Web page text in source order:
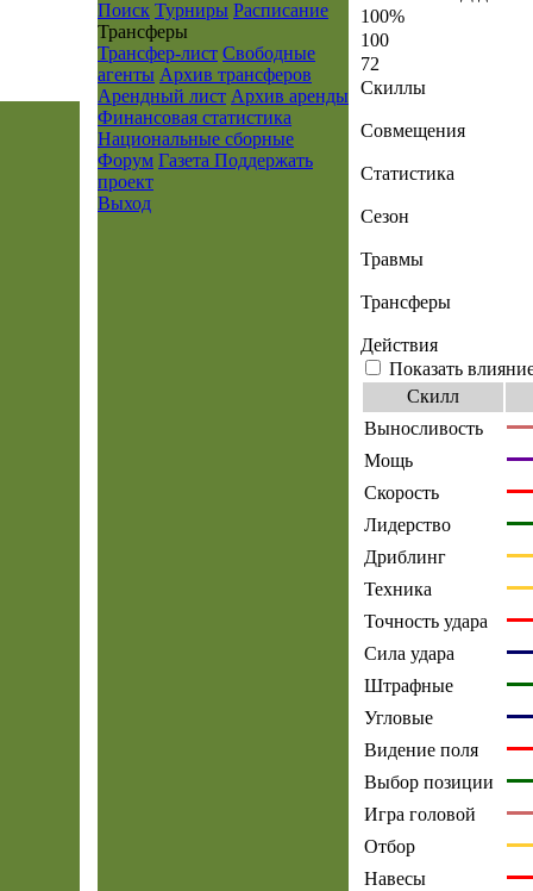
Поиск Турниры Расписание
Транcферы
Трансфер-лист Свободные
агенты Архив трансферов
Арендный лист Архив аренды
Финансовая статистика
Национальные сборные
Форум Газета Поддержать
проект
Выход
100%
100
72
Скиллы
Совмещения
Статистика
Сезон
Травмы
Трансферы
Действия
Показать
Скилл
Выносливость
Мощь
Скорость
Лидерство
Дриблинг
Техника
Точность удара
Сила удара
Штрафные
Угловые
Видение поля
Выбор позиции
Игра головой
Отбор
Навесы